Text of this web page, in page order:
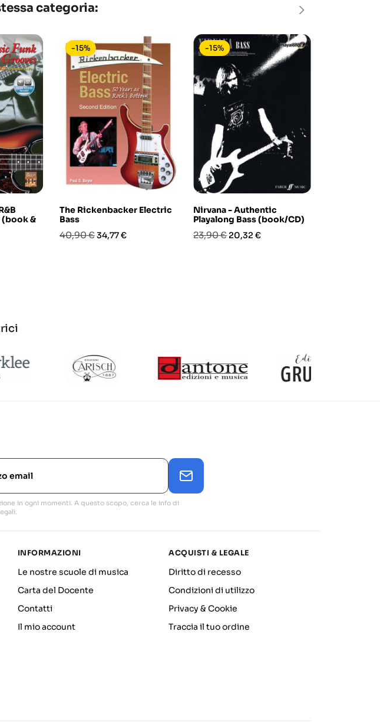
categoria:
(book &
The Rickenbacker Electric
Bass
Prezzo
40,90 €Prezzo
34,77 €
-15%
Nirvana - Authentic
Playalong Bass (book/CD)
Prezzo
23,90 €Prezzo
20,32 €
-15%
in ogni momenti. A questo scopo, cerca le info di
INFORMAZIONI
Le nostre scuole di musica
Carta del Docente
Contatti
Il mio account
ACQUISTI & LEGALE
Diritto di recesso
Condizioni di utilizzo
Privacy & Cookie
Traccia il tuo ordine